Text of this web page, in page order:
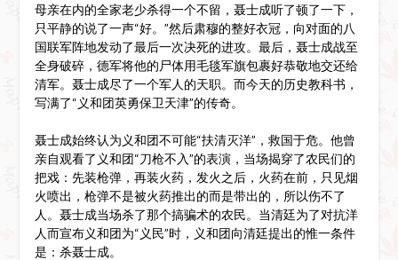
母亲在内的全家老少杀得一个不留，聂士成听了顿了一下，
只平静的说了一声“好。”然后肃穆的整好衣冠，向对面的八
国联军阵地发动了最后一次决死的进攻。最后，聂士成战至
全身破碎，德军将他的尸体用毛毯军旗包裹好恭敬地交还给
清军。聂士成尽了一个军人的天职。而今天的历史教科书，
写满了“义和团英勇保卫天津”的传奇。
聂士成始终认为义和团不可能“扶清灭洋”，救国于危。他曾
亲自观看了义和团“刀枪不入”的表演，当场揭穿了农民们的
把戏：先装枪弹，再装火药，发火之后，火药在前，只见烟
火喷出，枪弹不是被火药推出的而是带出的，所以伤不了
人。聂士成当场杀了那个搞骗术的农民。当清廷为了对抗洋
人而宣布义和团为“义民”时，义和团向清廷提出的惟一条件
是：杀聂士成。